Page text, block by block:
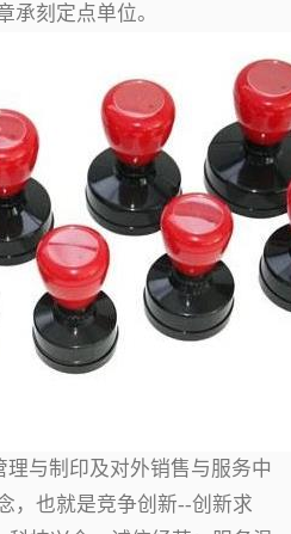
承刻定点单位。
与制印及对外销售与服务中
，也就是竞争创新--创新求